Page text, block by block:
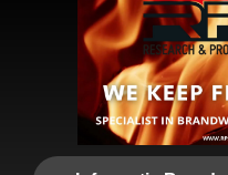
Algemene
We use cookies to
experience on our